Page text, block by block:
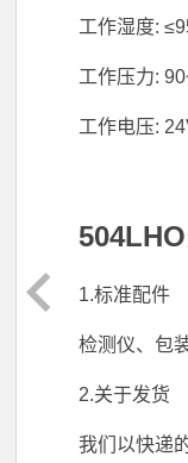
工作湿度:
工作压力:
工作电压:
1.标准配件
检测仪、包
2.关于发货
我们以快递